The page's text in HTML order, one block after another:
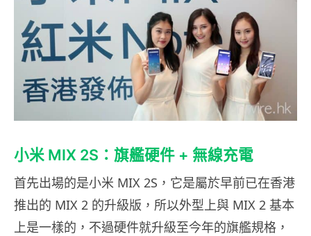
小米 MIX 2S：旗艦硬件 + 無線充電
首先出場的是小米 MIX 2S，它是屬於早前已在香港
推出的 MIX 2 的升級版，所以外型上與 MIX 2 基本
上是一樣的，不過硬件就升級至今年的旗艦規格，